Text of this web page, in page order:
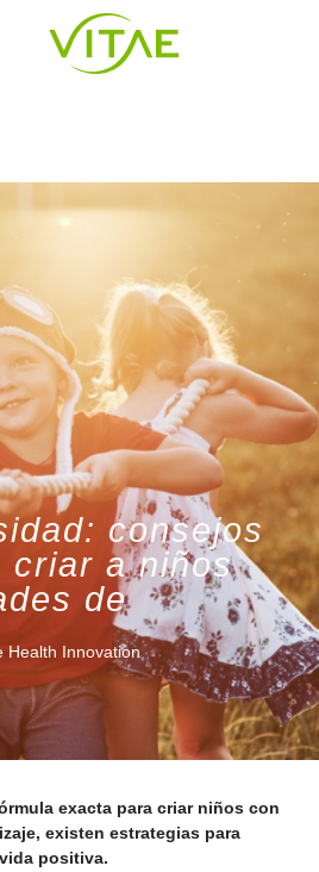
consejos
criar a niños
de
Health Innovation
exacta para criar niños con
existen estrategias para
positiva.